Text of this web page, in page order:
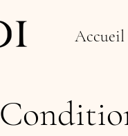
Accueil